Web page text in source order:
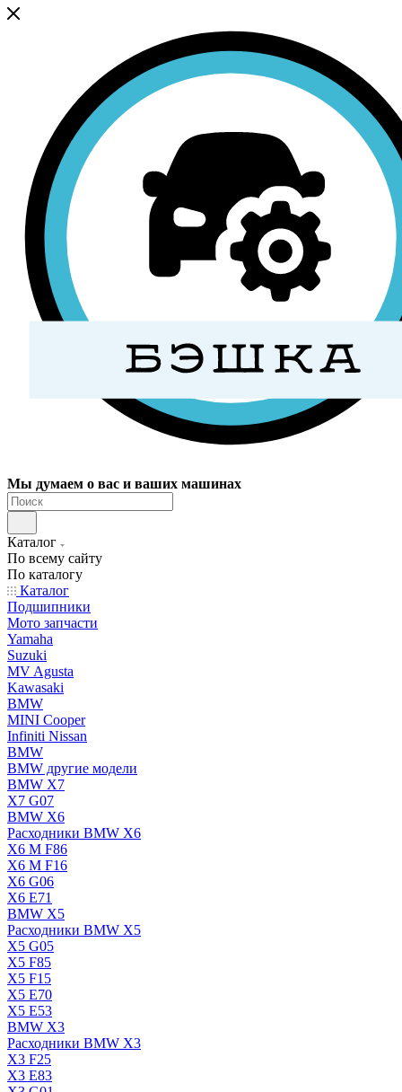
Мы думаем о вас и ваших машинах
Каталог
По всему сайту
По каталогу
Каталог
Подшипники
Мото запчасти
Yamaha
Suzuki
MV Agusta
Kawasaki
BMW
MINI Cooper
Infiniti Nissan
BMW
BMW другие модели
BMW X7
X7 G07
BMW X6
Расходники BMW X6
X6 M F86
X6 M F16
X6 G06
X6 E71
BMW X5
Расходники BMW X5
X5 G05
X5 F85
X5 F15
X5 E70
X5 E53
BMW X3
Расходники BMW X3
X3 F25
X3 E83